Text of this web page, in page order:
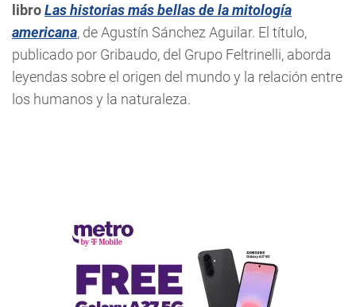
libroLas historias más bellas de la mitología
americana, de Agustín Sánchez Aguilar. El título,
publicado por Gribaudo, del Grupo Feltrinelli, aborda
leyendas sobre el origen del mundo y la relación entre
los humanos y la naturaleza.